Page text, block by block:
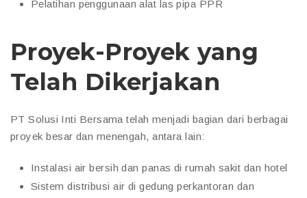
Pelatihan penggunaan alat las pipa PPR
Proyek-Proyek yang
Telah Dikerjakan
PT Solusi Inti Bersama telah menjadi bagian dari berbagai
proyek besar dan menengah, antara lain:
Instalasi air bersih dan panas di rumah sakit dan hotel
Sistem distribusi air di gedung perkantoran dan